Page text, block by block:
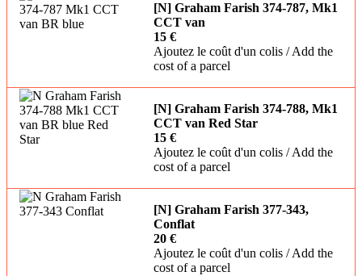
[N] Graham Farish 374-787, Mk1
CCT van
15 €
Ajoutez le coût d'un colis / Add the
cost of a parcel
[N] Graham Farish 374-788, Mk1
CCT van Red Star
15 €
Ajoutez le coût d'un colis / Add the
cost of a parcel
[N] Graham Farish 377-343,
Conflat
20 €
Ajoutez le coût d'un colis / Add the
cost of a parcel